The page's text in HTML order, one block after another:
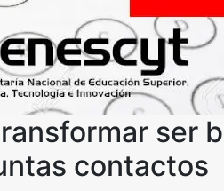
ser
contactos